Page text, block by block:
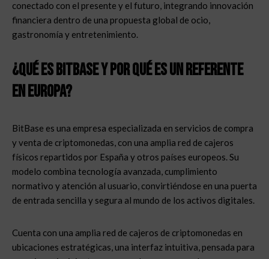
conectado con el presente y el futuro, integrando innovación
financiera dentro de una propuesta global de ocio,
gastronomía y entretenimiento.
¿Qué es BitBase y por qué es un referente
en Europa?
BitBase es una empresa especializada en servicios de compra
y venta de criptomonedas, con una amplia red de cajeros
físicos repartidos por España y otros países europeos. Su
modelo combina tecnología avanzada, cumplimiento
normativo y atención al usuario, convirtiéndose en una puerta
de entrada sencilla y segura al mundo de los activos digitales.
Cuenta con una amplia red de cajeros de criptomonedas en
ubicaciones estratégicas, una interfaz intuitiva, pensada para